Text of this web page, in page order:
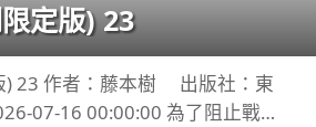
定版) 23
) 23 作者：藤本樹 出版社：東
07-16 00:00:00 為了阻止戰爭